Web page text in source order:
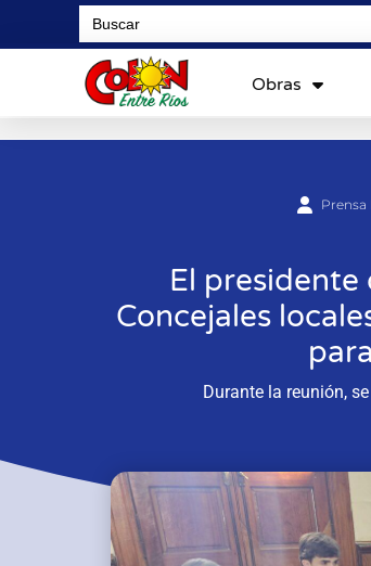
Search
for:
Obras
Prensa
El presidente
Concejales
Durante la reunión,